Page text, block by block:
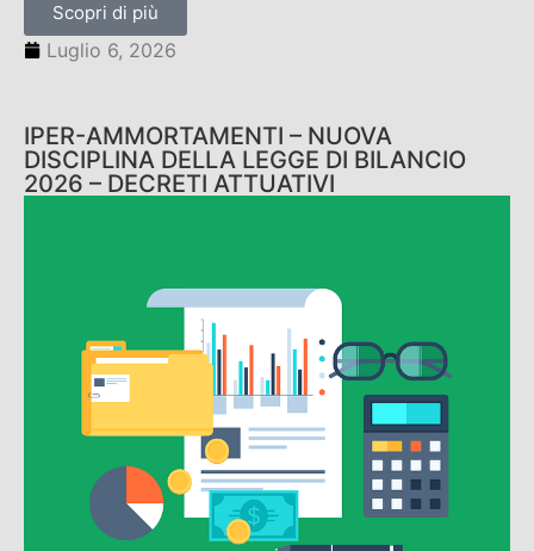
Scopri di più
Luglio 6, 2026
IPER-AMMORTAMENTI – NUOVA
DISCIPLINA DELLA LEGGE DI BILANCIO
2026 – DECRETI ATTUATIVI